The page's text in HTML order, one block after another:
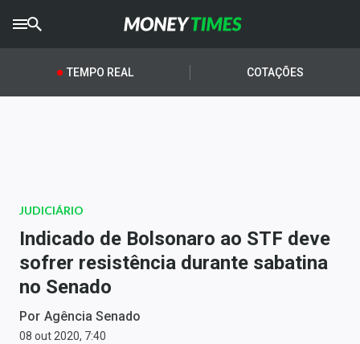
CRYPTOTIMES
AGROTIMES
Newsletters
Money Trader
Anuncie
Últimas Notícias
TEMPO REAL COTAÇÕES
JUDICIÁRIO
Indicado de Bolsonaro ao STF deve
sofrer resistência durante sabatina
no Senado
Por Agência Senado
08 out 2020, 7:40